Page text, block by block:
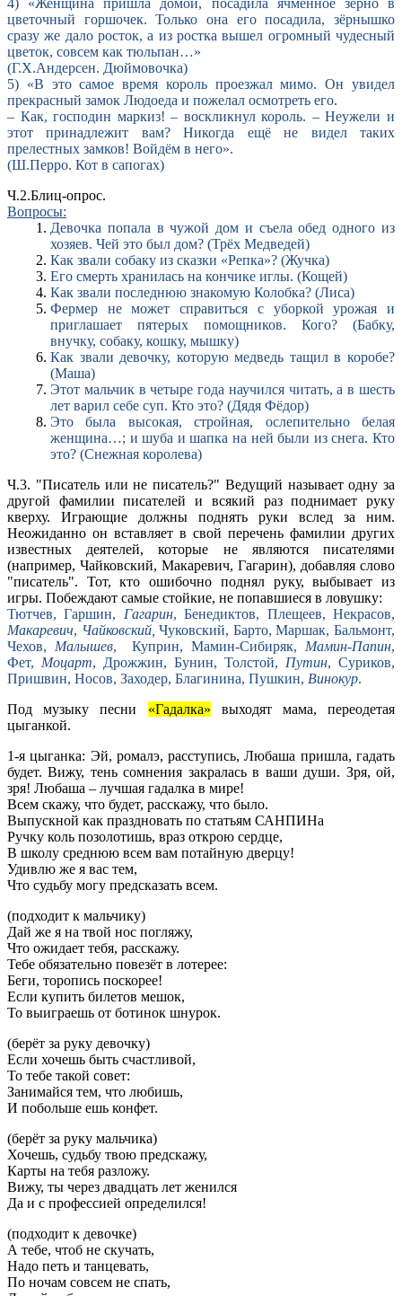
4) «Женщина пришла домой, посадила ячменное зерно в
цветочный горшочек. Только она его посадила, зёрнышко
сразу же дало росток, а из ростка вышел огромный чудесный
цветок, совсем как тюльпан…»
(Г.Х.Андерсен. Дюймовочка)
5) «В это самое время король проезжал мимо. Он увидел
прекрасный замок Людоеда и пожелал осмотреть его.
– Как, господин маркиз! – воскликнул король. – Неужели и
этот принадлежит вам? Никогда ещё не видел таких
прелестных замков! Войдём в него».
(Ш.Перро. Кот в сапогах)
Ч.2.Блиц-опрос.
Вопросы:
Девочка попала в чужой дом и съела обед одного из
хозяев. Чей это был дом? (Трёх Медведей)
Как звали собаку из сказки «Репка»? (Жучка)
Его смерть хранилась на кончике иглы. (Кощей)
Как звали последнюю знакомую Колобка? (Лиса)
Фермер не может справиться с уборкой урожая и
приглашает пятерых помощников. Кого? (Бабку,
внучку, собаку, кошку, мышку)
Как звали девочку, которую медведь тащил в коробе?
(Маша)
Этот мальчик в четыре года научился читать, а в шесть
лет варил себе суп. Кто это? (Дядя Фёдор)
Это была высокая, стройная, ослепительно белая
женщина…; и шуба и шапка на ней были из снега. Кто
это? (Снежная королева)
Ч.3. "Писатель или не писатель?" Ведущий называет одну за
другой фамилии писателей и всякий раз поднимает руку
кверху. Играющие должны поднять руки вслед за ним.
Неожиданно он вставляет в свой перечень фамилии других
известных деятелей, которые не являются писателями
(например, Чайковский, Макаревич, Гагарин), добавляя слово
"писатель". Тот, кто ошибочно поднял руку, выбывает из
игры. Побеждают самые стойкие, не попавшиеся в ловушку:
Тютчев, Гаршин, Гагарин, Бенедиктов, Плещеев, Некрасов,
Макаревич, Чайковский, Чуковский, Барто, Маршак, Бальмонт,
Чехов, Малышев, Куприн, Мамин-Сибиряк, Мамин-Папин,
Фет, Моцарт, Дрожжин, Бунин, Толстой, Путин, Суриков,
Пришвин, Носов, Заходер, Благинина, Пушкин, Винокур.
Под музыку песни «Гадалка» выходят мама, переодетая
цыганкой.
1-я цыганка: Эй, ромалэ, расступись, Любаша пришла, гадать
будет. Вижу, тень сомнения закралась в ваши души. Зря, ой,
зря! Любаша – лучшая гадалка в мире!
Всем скажу, что будет, расскажу, что было.
Выпускной как праздновать по статьям САНПИНа
Ручку коль позолотишь, враз открою сердце,
В школу среднюю всем вам потайную дверцу!
Удивлю же я вас тем,
Что судьбу могу предсказать всем.
(подходит к мальчику)
Дай же я на твой нос погляжу,
Что ожидает тебя, расскажу.
Тебе обязательно повезёт в лотерее:
Беги, торопись поскорее!
Если купить билетов мешок,
То выиграешь от ботинок шнурок.
(берёт за руку девочку)
Если хочешь быть счастливой,
То тебе такой совет:
Занимайся тем, что любишь,
И побольше ешь конфет.
(берёт за руку мальчика)
Хочешь, судьбу твою предскажу,
Карты на тебя разложу.
Вижу, ты через двадцать лет женился
Да и с профессией определился!
(подходит к девочке)
А тебе, чтоб не скучать,
Надо петь и танцевать,
По ночам совсем не спать,